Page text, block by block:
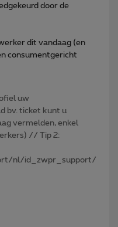
door de
dit vandaag (en
consumentgericht
uw
bv. ticket kunt u
vermelden, enkel
// Tip 2:
nl/id_zwpr_support/